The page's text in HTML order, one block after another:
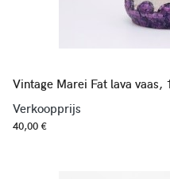
Vintage Marei Fat lava vaas,
Verkoopprijs
40,00 €